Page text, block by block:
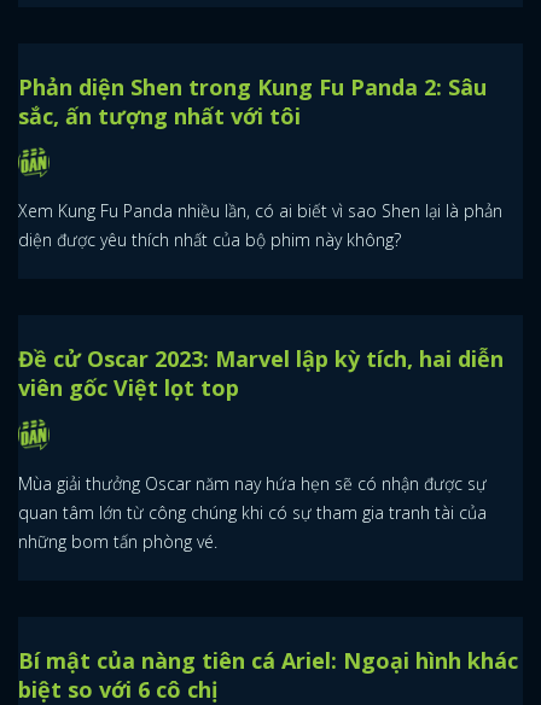
Phản diện Shen trong Kung Fu Panda 2: Sâu
sắc, ấn tượng nhất với tôi
Xem Kung Fu Panda nhiều lần, có ai biết vì sao Shen lại là phản
diện được yêu thích nhất của bộ phim này không?
Đề cử Oscar 2023: Marvel lập kỳ tích, hai diễn
viên gốc Việt lọt top
Mùa giải thưởng Oscar năm nay hứa hẹn sẽ có nhận được sự
quan tâm lớn từ công chúng khi có sự tham gia tranh tài của
những bom tấn phòng vé.
Bí mật của nàng tiên cá Ariel: Ngoại hình khác
biệt so với 6 cô chị